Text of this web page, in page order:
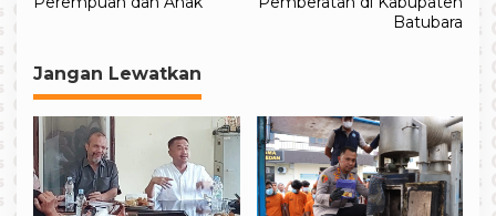
Batubara
Jangan Lewatkan